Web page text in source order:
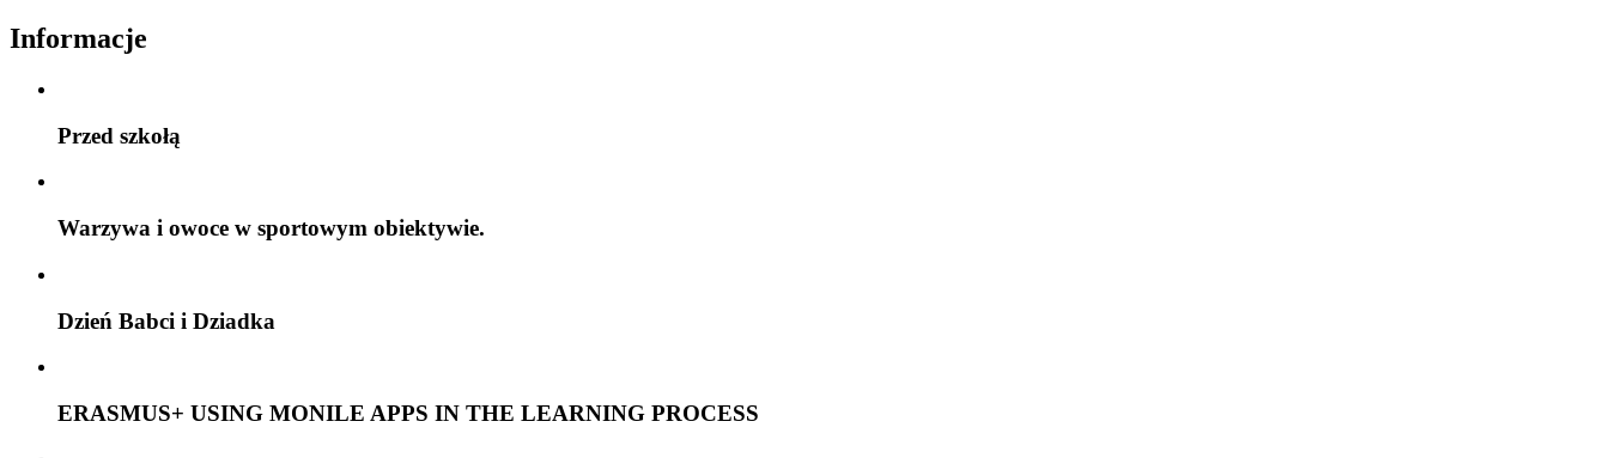
Informacje
Przed szkołą
Warzywa i owoce w sportowym obiektywie.
Dzień Babci i Dziadka
ERASMUS+ USING MONILE APPS IN THE LEARNING PROCESS